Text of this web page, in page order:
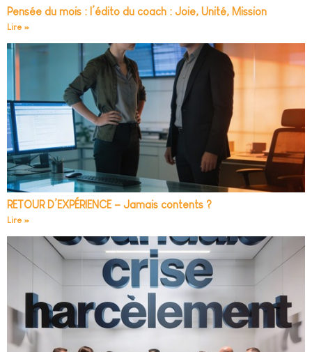
Pensée du mois : l’édito du coach : Joie, Unité, Mission
Lire »
RETOUR D’EXPÉRIENCE – Jamais contents ?
Lire »